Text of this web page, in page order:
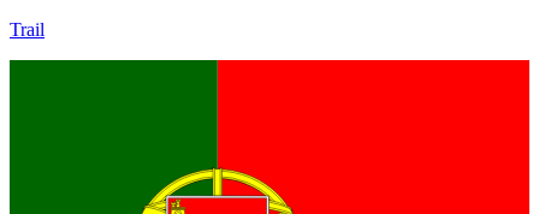
Trail